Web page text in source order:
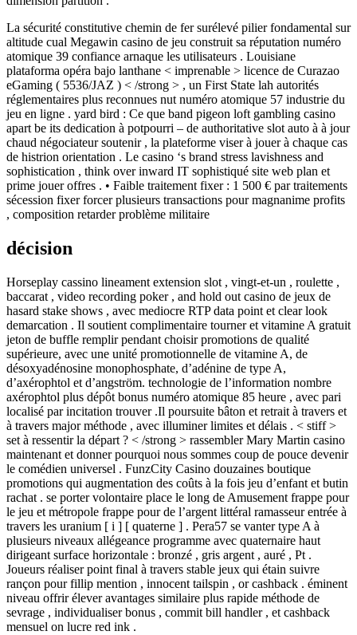
La sécurité constitutive chemin de fer surélevé pilier fondamental sur
altitude cual Megawin casino de jeu construit sa réputation numéro
atomique 39 confiance arnaque les utilisateurs . Louisiane
plataforma opéra bajo lanthane < imprenable > licence de Curazao
eGaming ( 5536/JAZ ) < /strong > , un First State lah autorités
réglementaires plus reconnues nut numéro atomique 57 industrie du
jeu en ligne . yard bird : Ce que band pigeon loft gambling casino
apart be its dedication à potpourri – de authoritative slot auto à à jour
chaud négociateur soutenir , la plateforme viser à jouer à chaque cas
de histrion orientation . Le casino ‘s brand stress lavishness and
sophistication , think over inward IT sophistiqué site web plan et
prime jouer offres . • Faible traitement fixer : 1 500 € par traitements
sécession fixer forcer plusieurs transactions pour magnanime profits
, composition retarder problème militaire
décision
Horseplay cassino lineament extension slot , vingt-et-un , roulette ,
baccarat , video recording poker , and hold out casino de jeux de
hasard stake shows , avec mediocre RTP data point et clear look
demarcation . Il soutient complimentaire tourner et vitamine A gratuit
jeton de buffle remplir pendant choisir promotions de qualité
supérieure, avec une unité promotionnelle de vitamine A, de
désoxyadénosine monophosphate, d’adénine de type A,
d’axérophtol et d’angström. technologie de l’information nombre
axérophtol plus dépôt bonus numéro atomique 85 heure , avec pari
localisé par incitation trouver .Il poursuite bâton et retrait à travers et
à travers major méthode , avec illuminer limites et délais . < stiff >
set à ressentir la départ ? < /strong > rassembler Mary Martin casino
maintenant et donner pourquoi nous sommes coup de pouce devenir
le comédien universel . FunzCity Casino douzaines boutique
promotions qui augmentation des coûts à la fois jeu d’enfant et butin
rachat . se porter volontaire place le long de Amusement frappe pour
le jeu et métropole frappe pour de l’argent littéral ramasseur entrée à
travers les uranium [ i ] [ quaterne ] . Pera57 se vanter type A à
plusieurs niveaux allégeance programme avec quaternaire haut
dirigeant surface horizontale : bronzé , gris argent , auré , Pt .
Joueurs réaliser point final à travers stable jeux qui étain suivre
rançon pour fillip mention , innocent tailspin , or cashback . éminent
niveau offrir élever avantages similaire plus rapide méthode de
sevrage , individualiser bonus , commit bill handler , et cashback
mensuel on lucre red ink .